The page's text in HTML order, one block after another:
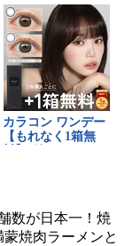
数が日本一！焼
焼肉ラーメンと